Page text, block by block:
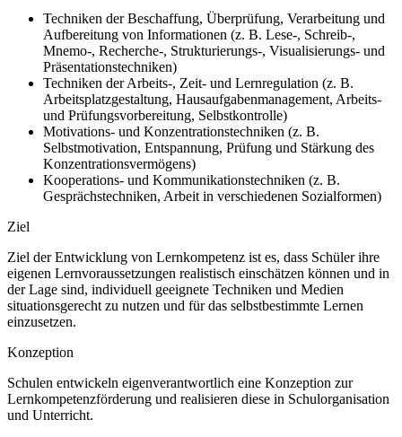
Techniken der Beschaffung, Überprüfung, Verarbeitung und
Aufbereitung von Informationen (z. B. Lese-, Schreib-,
Mnemo-, Recherche-, Strukturierungs-, Visualisierungs- und
Präsentationstechniken)
Techniken der Arbeits-, Zeit- und Lernregulation (z. B.
Arbeitsplatzgestaltung, Hausaufgabenmanagement, Arbeits-
und Prüfungsvorbereitung, Selbstkontrolle)
Motivations- und Konzentrationstechniken (z. B.
Selbstmotivation, Entspannung, Prüfung und Stärkung des
Konzentrationsvermögens)
Kooperations- und Kommunikationstechniken (z. B.
Gesprächstechniken, Arbeit in verschiedenen Sozialformen)
Ziel
Ziel der Entwicklung von Lernkompetenz ist es, dass Schüler ihre
eigenen Lernvoraussetzungen realistisch einschätzen können und in
der Lage sind, individuell geeignete Techniken und Medien
situationsgerecht zu nutzen und für das selbstbestimmte Lernen
einzusetzen.
Konzeption
Schulen entwickeln eigenverantwortlich eine Konzeption zur
Lernkompetenzförderung und realisieren diese in Schulorganisation
und Unterricht.